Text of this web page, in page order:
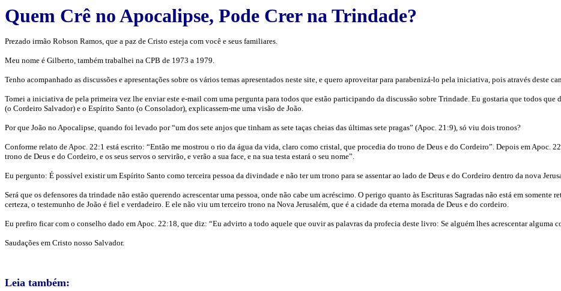
Quem Crê no Apocalipse, Pode Crer na Trindade?
Prezado irmão Robson Ramos, que a paz de Cristo esteja com você e seus familiares.
Meu nome é Gilberto, também trabalhei na CPB de 1973 a 1979.
Tenho acompanhado as discussões e apresentações sobre os vários temas apresentados neste site, e quero aproveitar para parabenizá-lo pela iniciativa, pois através deste
Tomei a iniciativa de pela primeira vez lhe enviar este e-mail com uma pergunta para todos que estão participando da discussão sobre Trindade. Eu gostaria que todos que
(o Cordeiro Salvador) e o Espírito Santo (o Consolador), explicassem-me uma visão de João.
Por que João no Apocalipse, quando foi levado por “um dos sete anjos que tinham as sete taças cheias das últimas sete pragas” (Apoc. 21:9), só viu dois tronos?
Conforme relato de Apoc. 22:1 está escrito: “Então me mostrou o rio da água da vida, claro como cristal, que procedia do trono de Deus e do Cordeiro”. Depois em Apoc.
trono de Deus e do Cordeiro, e os seus servos o servirão, e verão a sua face, e na sua testa estará o seu nome”.
Eu pergunto: É possível existir um Espírito Santo como terceira pessoa da divindade e não ter um trono para se assentar ao lado de Deus e do Cordeiro dentro da nova
Será que os defensores da trindade não estão querendo acrescentar uma pessoa, onde não cabe um acréscimo. O perigo quanto às Escrituras Sagradas não está em somente
certeza, o testemunho de João é fiel e verdadeiro. E ele não viu um terceiro trono na Nova Jerusalém, que é a cidade da eterna morada de Deus e do cordeiro.
Eu prefiro ficar com o conselho dado em Apoc. 22:18, que diz: “Eu advirto a todo aquele que ouvir as palavras da profecia deste livro: Se alguém lhes acrescentar alguma
Saudações em Cristo nosso Salvador.
Leia também: